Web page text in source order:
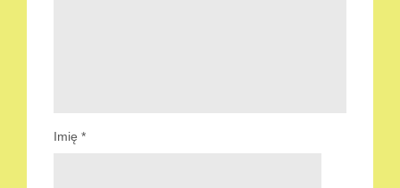
Imię *